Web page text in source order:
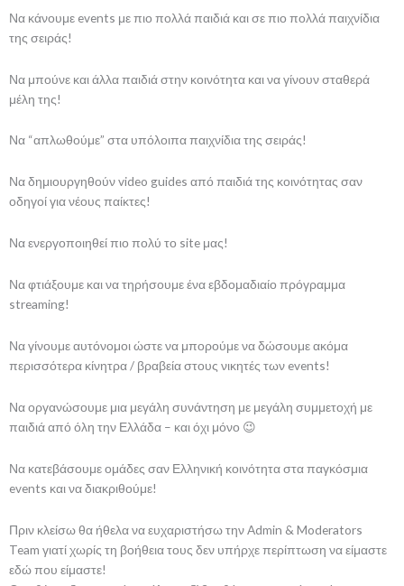
Να κάνουμε events με πιο πολλά παιδιά και σε πιο πολλά παιχνίδια
της σειράς!
Να μπούνε και άλλα παιδιά στην κοινότητα και να γίνουν σταθερά
μέλη της!
Να “απλωθούμε” στα υπόλοιπα παιχνίδια της σειράς!
Να δημιουργηθούν video guides από παιδιά της κοινότητας σαν
οδηγοί για νέους παίκτες!
Να ενεργοποιηθεί πιο πολύ το site μας!
Να φτιάξουμε και να τηρήσουμε ένα εβδομαδιαίο πρόγραμμα
streaming!
Να γίνουμε αυτόνομοι ώστε να μπορούμε να δώσουμε ακόμα
περισσότερα κίνητρα / βραβεία στους νικητές των events!
Να οργανώσουμε μια μεγάλη συνάντηση με μεγάλη συμμετοχή με
παιδιά από όλη την Ελλάδα – και όχι μόνο 😉
Να κατεβάσουμε ομάδες σαν Ελληνική κοινότητα στα παγκόσμια
events και να διακριθούμε!
Πριν κλείσω θα ήθελα να ευχαριστήσω την Admin & Moderators
Team γιατί χωρίς τη βοήθεια τους δεν υπήρχε περίπτωση να είμαστε
εδώ που είμαστε!